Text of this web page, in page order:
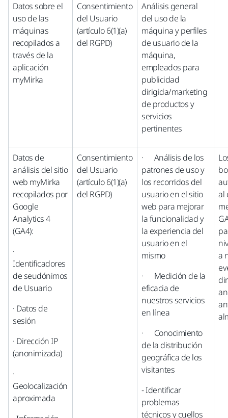
Datos sobre el
uso de las
máquinas
recopilados a
través de la
aplicación
myMirka
Consentimiento
del Usuario
(artículo 6(1)(a)
del RGPD)
Análisis general
del uso de la
máquina y perfiles
de usuario de la
máquina,
empleados para
publicidad
dirigida/marketing
de productos y
servicios
pertinentes
Datos de
análisis del sitio
web myMirka
recopilados por
Google
Analytics 4
(GA4):
·
Identificadores
de seudónimos
de Usuario
· Datos de
sesión
· Dirección IP
(anonimizada)
·
Geolocalización
aproximada
Consentimiento
del Usuario
(artículo 6(1)(a)
del RGPD)
· Análisis de los
patrones de uso y
los recorridos del
usuario en el sitio
web para mejorar
la funcionalidad y
la experiencia del
usuario en el
mismo
· Medición de la
eficacia de
nuestros servicios
en línea
· Conocimiento
de la distribución
geográfica de los
visitantes
- Identificar
problemas
técnicos y cuellos
al
a